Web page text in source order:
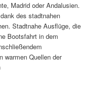
Madrid oder Andalusien.
des stadtnahen
Stadtnahe Ausflüge, die
Bootsfahrt in dem
warmen Quellen der